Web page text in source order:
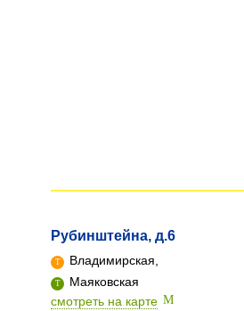
Рубинштейна, д.6
Владимирская,
Маяковская
смотреть на карте